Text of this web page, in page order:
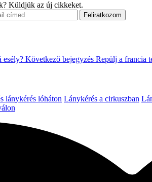
Küldjük az új cikkeket.
esély? Következő bejegyzés Repülj a francia
lánykérés lóháton Lánykérés a cirkuszban